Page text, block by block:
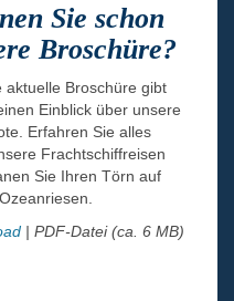
Sie schon
Broschüre?
aktuelle Broschüre gibt
Einblick über unsere
Erfahren Sie alles
Frachtschiffreisen
Sie Ihren Törn auf
| PDF-Datei (ca. 6 MB)